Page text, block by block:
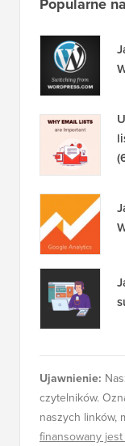
Ujawnienie:
czytelników.
naszych linków,
finansowany